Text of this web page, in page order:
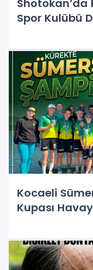
Shotokan’da
Spor Kulübü
Kocaeli
Kupası